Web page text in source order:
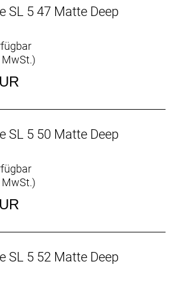
vibrationsdämpfende hintere
den Komfort auf langen
weiterer Pluspunkt – und die
Scheibenbremsen
Reifen zu fahren.
4 vereinen sich
und geschmeidigen
Ganztagesabenteuer als
Vereinsausfahrten und
Gruppe arbeitet zuverlässig und
bis zu 38 mm helfen, ermüdende
für ein geschmeidigeres und
SL 5 47 Matte Deep
MwSt.)
SL 5 50 Matte Deep
MwSt.)
SL 5 52 Matte Deep